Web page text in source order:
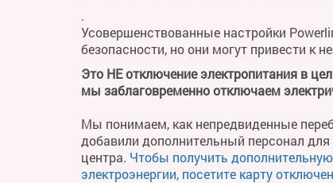
.
Усовершенствованные настройки
безопасности, но они могут привести к
Это НЕ отключение электропитания в
мы заблаговременно отключаем
Мы понимаем, как непредвиденные
добавили дополнительный персонал
центра. Чтобы получить
электроэнергии, посетите карту